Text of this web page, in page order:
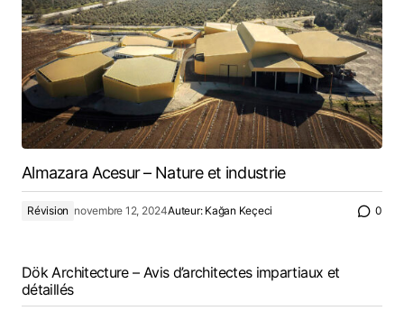
Almazara Acesur – Nature et industrie
Révision novembre 12, 2024Auteur: Kağan Keçeci 0
Dök Architecture – Avis d’architectes impartiaux et
détaillés